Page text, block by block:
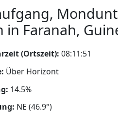
in Faranah,
(Ortszeit): 08:11:52
Über Horizont
14.5%
NE (46.9°)